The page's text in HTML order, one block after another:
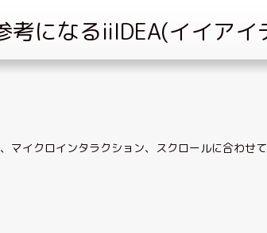
、 マイクロインタラクション、 スクロールに合わせて